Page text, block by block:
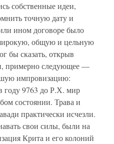
собственные идеи,
точную дату и
ином договоре было
общую и цельную
бы сказать, открыв
примерно следующее —
импровизацию:
году 9763 до Р.Х. мир
состоянии. Трава и
практически исчезли.
свои силы, были на
Крита и его колоний